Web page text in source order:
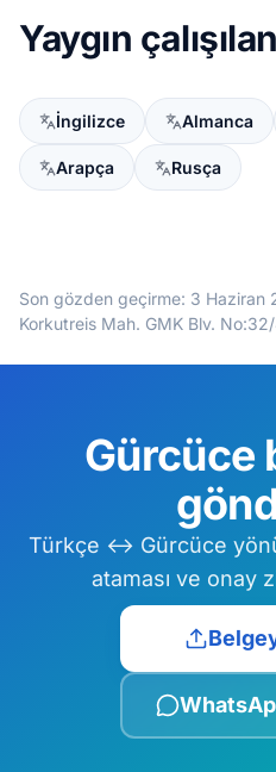
Yaygın
İngilizce Almanca
Arapça Rusça
Son gözden geçirme: 3 Haziran
Korkutreis Mah. GMK Blv.
Gürcüce
Türkçe ↔ Gürcüce
ataması ve onay